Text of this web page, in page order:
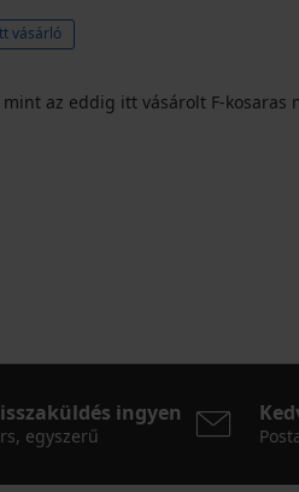
vásárló
az eddig itt vásárolt F-kosaras
ingyen
egyszerű